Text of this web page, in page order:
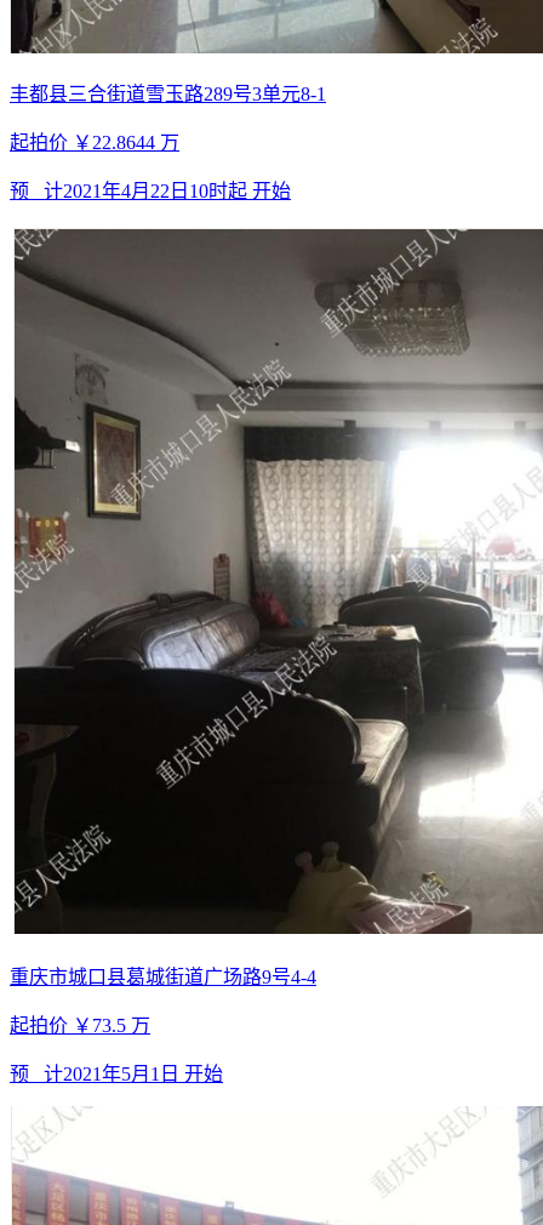
丰都县三合街道雪玉路289号3单元8-1
起拍价 ￥22.8644 万
预 计2021年4月22日10时起 开始
重庆市城口县葛城街道广场路9号4-4
起拍价 ￥73.5 万
预 计2021年5月1日 开始